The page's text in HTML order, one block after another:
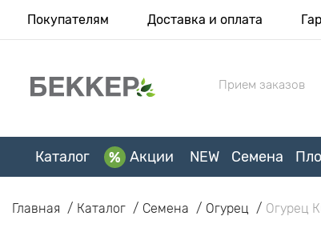
Покупателям Доставка и оплата
Прием заказов
Каталог Акции NEW Семена
Главная Каталог Семена Огурец Огурец